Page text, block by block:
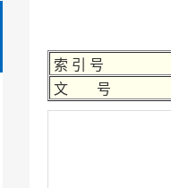
索 引 号
文 号